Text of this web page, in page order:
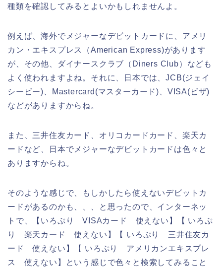
種類を確認してみるとよいかもしれませんよ。
例えば、海外でメジャーなデビットカードに、アメリ
カン・エキスプレス（American Express)があります
が、その他、ダイナースクラブ（Diners Club）なども
よく使われますよね。それに、日本では、JCB(ジェイ
シービー)、Mastercard(マスターカード)、VISA(ビザ)
などがありますからね。
また、三井住友カード、オリコカードカード、楽天カ
ードなど、日本でメジャーなデビットカードは色々と
ありますからね。
そのような感じで、もしかしたら使えないデビットカ
ードがあるのかも、、、と思ったので、インターネッ
トで、【いろぷり VISAカード 使えない】【 いろぷ
り 楽天カード 使えない】【 いろぷり 三井住友カ
ード 使えない】【 いろぷり アメリカンエキスプレ
ス 使えない】という感じで色々と検索してみること